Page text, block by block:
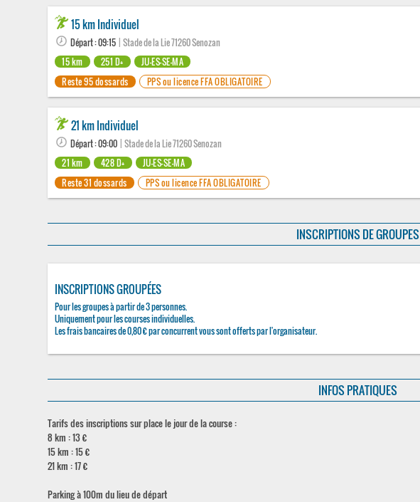
15 km Individuel
Départ : 09:15 | Stade de la Lie 71260 Senozan
15 km
251 D+
JU-ES-SE-MA
Reste 95 dossards
PPS ou licence FFA OBLIGATOIRE
21 km Individuel
Départ : 09:00 | Stade de la Lie 71260 Senozan
21 km
428 D+
JU-ES-SE-MA
Reste 31 dossards
PPS ou licence FFA OBLIGATOIRE
INSCRIPTIONS DE GROUPES
INSCRIPTIONS GROUPÉES
Pour les groupes à partir de 3 personnes.
Uniquement pour les courses individuelles.
Les frais bancaires de 0,80 € par concurrent vous sont offerts par l'organisateur.
INFOS PRATIQUES
Tarifs des inscriptions sur place le jour de la course :
8 km : 13 €
15 km : 15 €
21 km : 17 €
Parking à 100m du lieu de départ